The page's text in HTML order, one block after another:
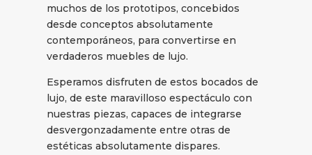
muchos de los prototipos, concebidos
desde conceptos absolutamente
contemporáneos, para convertirse en
verdaderos muebles de lujo.
Esperamos disfruten de estos bocados de
lujo, de este maravilloso espectáculo con
nuestras piezas, capaces de integrarse
desvergonzadamente entre otras de
estéticas absolutamente dispares.